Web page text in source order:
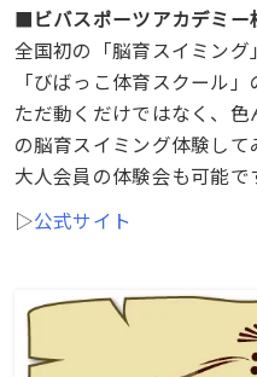
■ビバスポーツアカデミー
全国初の「脳育スイミン
「びばっこ体育スクール」
ただ動くだけではなく、
の脳育スイミング体験して
大人会員の体験会も可能で
▷公式サイト